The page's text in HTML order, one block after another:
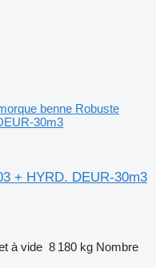
benne Robuste
30m3
+ HYRD. DEUR-30m3
à vide 8 180 kg Nombre